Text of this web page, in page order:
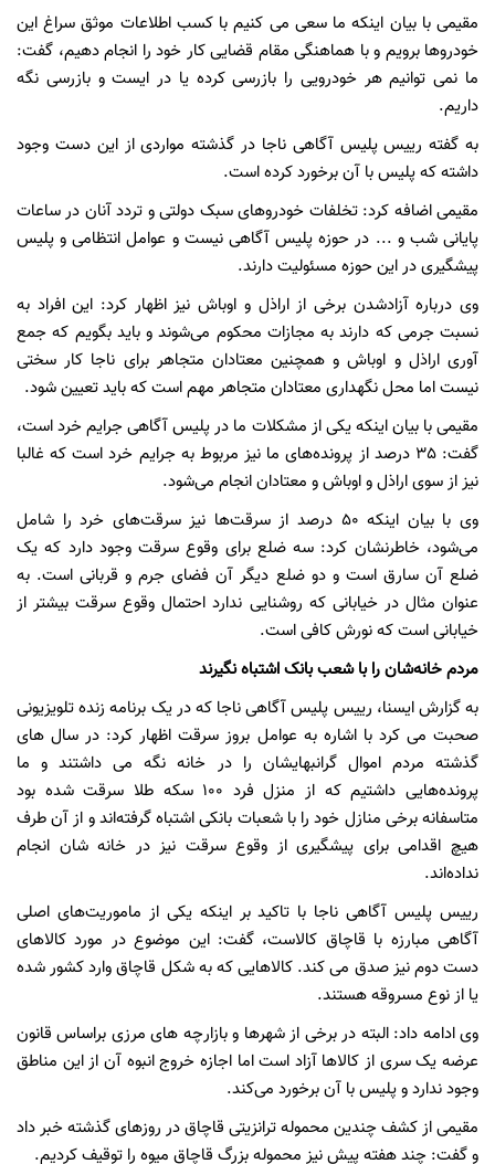
مقیمی با بیان اینکه ما سعی می کنیم با کسب اطلاعات موثق سراغ این
خودروها برویم و با هماهنگی مقام قضایی کار خود را انجام دهیم، گفت:
ما نمی توانیم هر خودرویی را بازرسی کرده یا در ایست و بازرسی نگه
داریم.
به گفته رییس پلیس آگاهی ناجا در گذشته مواردی از این دست وجود
داشته که پلیس با آن برخورد کرده است.
مقیمی اضافه کرد: تخلفات خودروهای سبک دولتی و تردد آنان در ساعات
پایانی شب و ... در حوزه پلیس آگاهی نیست و عوامل انتظامی و پلیس
پیشگیری در این حوزه مسئولیت دارند.
وی درباره آزادشدن برخی از اراذل و اوباش نیز اظهار کرد: این افراد به
نسبت جرمی که دارند به مجازات محکوم می‌شوند و باید بگویم که جمع
آوری اراذل و اوباش و همچنین معتادان متجاهر برای ناجا کار سختی
نیست اما محل نگهداری معتادان متجاهر مهم است که باید تعیین شود.
مقیمی با بیان اینکه یکی از مشکلات ما در پلیس آگاهی جرایم خرد است،
گفت: 35 درصد از پرونده‌های ما نیز مربوط به جرایم خرد است که غالبا
نیز از سوی اراذل و اوباش و معتادان انجام می‌شود.
وی با بیان اینکه 50 درصد از سرقت‌ها نیز سرقت‌های خرد را شامل
می‌شود، خاطرنشان کرد: سه ضلع برای وقوع سرقت وجود دارد که یک
ضلع آن سارق است و دو ضلع دیگر آن فضای جرم و قربانی است. به
عنوان مثال در خیابانی که روشنایی ندارد احتمال وقوع سرقت بیشتر از
خیابانی است که نورش کافی است.
مردم خانه‌شان را با شعب بانک اشتباه نگیرند
به گزارش ایسنا، رییس پلیس آگاهی ناجا که در یک برنامه زنده تلویزیونی
صحبت می کرد با اشاره به عوامل بروز سرقت اظهار کرد: در سال های
گذشته مردم اموال گرانبهایشان را در خانه نگه می داشتند و ما
پرونده‌هایی داشتیم که از منزل فرد 100 سکه طلا سرقت شده بود
متاسفانه برخی منازل خود را با شعبات بانکی اشتباه گرفته‌اند و از آن طرف
هیچ اقدامی برای پیشگیری از وقوع سرقت نیز در خانه شان انجام
نداده‌اند.
رییس پلیس آگاهی ناجا با تاکید بر اینکه یکی از ماموریت‌های اصلی
آگاهی مبارزه با قاچاق کالاست، گفت: این موضوع در مورد کالاهای
دست دوم نیز صدق می کند. کالاهایی که به شکل قاچاق وارد کشور شده
یا از نوع مسروقه هستند.
وی ادامه داد: البته در برخی از شهرها و بازارچه های مرزی براساس قانون
عرضه یک سری از کالاها آزاد است اما اجازه خروج انبوه آن از این مناطق
وجود ندارد و پلیس با آن برخورد می‌کند.
مقیمی از کشف چندین محموله ترانزیتی قاچاق در روزهای گذشته خبر داد
و گفت: چند هفته پیش نیز محموله بزرگ قاچاق میوه را توقیف کردیم.